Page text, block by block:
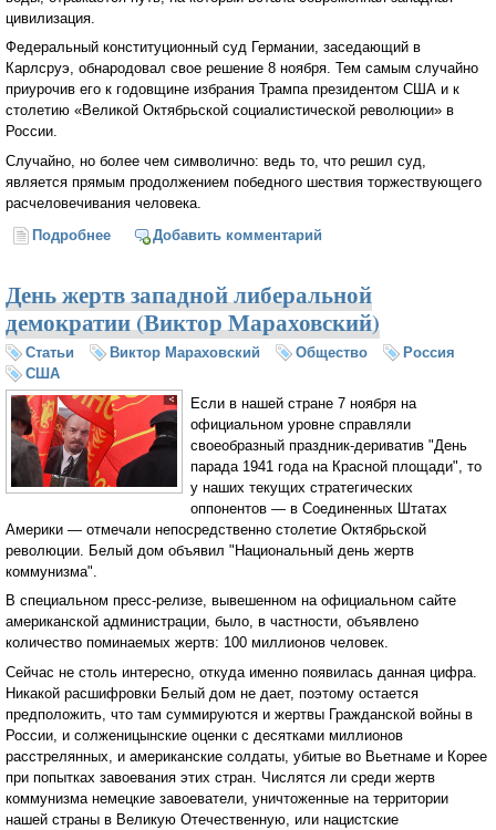
цивилизация.
Федеральный конституционный суд Германии, заседающий в
Карлсруэ, обнародовал свое решение 8 ноября. Тем самым случайно
приурочив его к годовщине избрания Трампа президентом США и к
столетию «Великой Октябрьской социалистической революции» в
России.
Случайно, но более чем символично: ведь то, что решил суд,
является прямым продолжением победного шествия торжествующего
расчеловечивания человека.
Подробнее о Появление «третьего пола» несет угрозу для двух
Добавить комментарий
День жертв западной либеральной
демократии (Виктор Мараховский)
Статьи Виктор Мараховский Общество
Россия
США
Если в нашей стране 7 ноября на
официальном уровне справляли
своеобразный праздник-дериватив "День
парада 1941 года на Красной площади", то
у наших текущих стратегических
оппонентов — в Соединенных Штатах
Америки — отмечали непосредственно столетие Октябрьской
революции. Белый дом объявил "Национальный день жертв
коммунизма".
В специальном пресс-релизе, вывешенном на официальном сайте
американской администрации, было, в частности, объявлено
количество поминаемых жертв: 100 миллионов человек.
Сейчас не столь интересно, откуда именно появилась данная цифра.
Никакой расшифровки Белый дом не дает, поэтому остается
предположить, что там суммируются и жертвы Гражданской войны в
России, и солженицынские оценки с десятками миллионов
расстрелянных, и американские солдаты, убитые во Вьетнаме и Корее
при попытках завоевания этих стран. Числятся ли среди жертв
коммунизма немецкие завоеватели, уничтоженные на территории
нашей страны в Великую Отечественную, или нацистские